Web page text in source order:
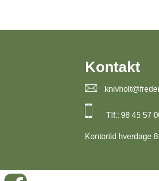
Kontakt
Tlf.: 98 45 57
Kontortid hverdage